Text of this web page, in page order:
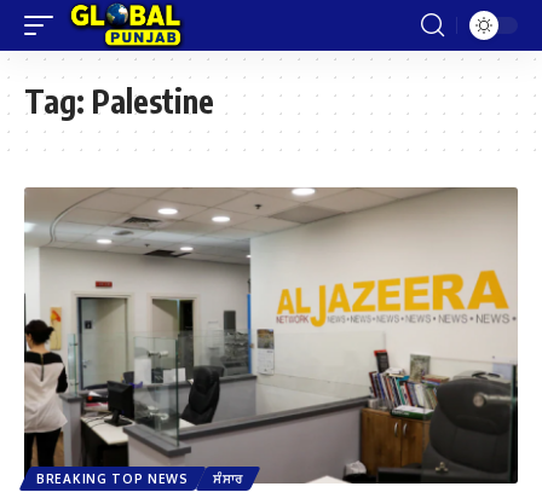
Tag: Palestine
BREAKING TOP NEWS ਸੰਸਾਰ